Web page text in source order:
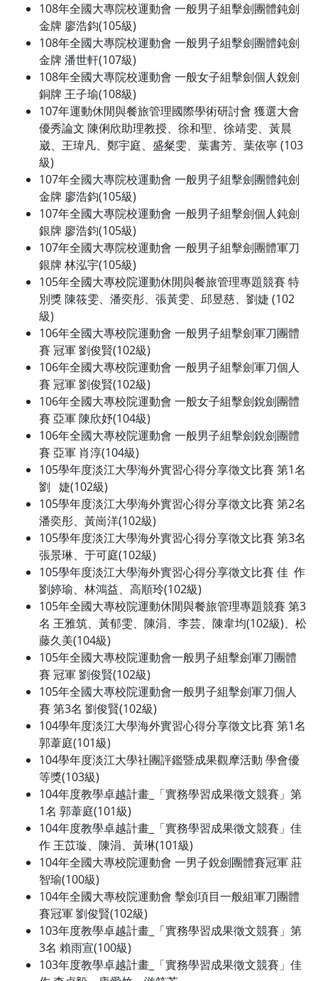
108年全國大專院校運動會 一般男子組擊劍團體鈍劍
金牌 廖浩鈞(105級)
108年全國大專院校運動會 一般男子組擊劍團體鈍劍
金牌 潘世軒(107級)
108年全國大專院校運動會 一般女子組擊劍個人銳劍
銅牌 王子瑜(108級)
107年運動休閒與餐旅管理國際學術研討會 獲選大會
優秀論文 陳俐欣助理教授、徐和聖、徐靖雯、黃晨
崴、王瑋凡、鄭宇庭、盛粲雯、葉書芳、葉依寧 (103
級)
107年全國大專院校運動會 一般男子組擊劍團體鈍劍
金牌 廖浩鈞(105級)
107年全國大專院校運動會 一般男子組擊劍個人鈍劍
銀牌 廖浩鈞(105級)
107年全國大專院校運動會 一般男子組擊劍團體軍刀
銀牌 林泓宇(105級)
105年全國大專校院運動休閒與餐旅管理專題競賽 特
別獎 陳筱雯、潘奕彤、張黃雯、邱昱慈、劉婕 (102
級)
106年全國大專校院運動會 一般男子組擊劍軍刀團體
賽 冠軍 劉俊賢(102級)
106年全國大專校院運動會 一般男子組擊劍軍刀個人
賽 冠軍 劉俊賢(102級)
106年全國大專校院運動會 一般女子組擊劍銳劍團體
賽 亞軍 陳欣妤(104級)
106年全國大專校院運動會 一般男子組擊劍銳劍團體
賽 亞軍 肖淳(104級)
105學年度淡江大學海外實習心得分享徵文比賽 第1名
劉 婕(102級)
105學年度淡江大學海外實習心得分享徵文比賽 第2名
潘奕彤、黃崗洋(102級)
105學年度淡江大學海外實習心得分享徵文比賽 第3名
張景琳、于可庭(102級)
105學年度淡江大學海外實習心得分享徵文比賽 佳 作
劉婷瑜、林鴻益、高順玲(102級)
105年全國大專校院運動休閒與餐旅管理專題競賽 第3
名 王雅筑、黃郁雯、陳涓、李芸、陳韋均(102級)、松
藤久美(104級)
105年全國大專校院運動會一般男子組擊劍軍刀團體
賽 冠軍 劉俊賢(102級)
105年全國大專校院運動會一般男子組擊劍軍刀個人
賽 第3名 劉俊賢(102級)
104學年度淡江大學海外實習心得分享徵文比賽 第1名
郭葦庭(101級)
104學年度淡江大學社團評鑑暨成果觀摩活動 學會優
等獎(103級)
104年度教學卓越計畫_「實務學習成果徵文競賽」第
1名 郭葦庭(101級)
104年度教學卓越計畫_「實務學習成果徵文競賽」佳
作 王苡璇、陳涓、黃琳(101級)
104年全國大專校院運動會 一男子銳劍團體賽冠軍 莊
智瑜(100級)
104年全國大專校院運動會 擊劍項目一般組軍刀團體
賽冠軍 劉俊賢(102級)
103年度教學卓越計畫_「實務學習成果徵文競賽」第
3名 賴雨宣(100級)
103年度教學卓越計畫_「實務學習成果徵文競賽」佳